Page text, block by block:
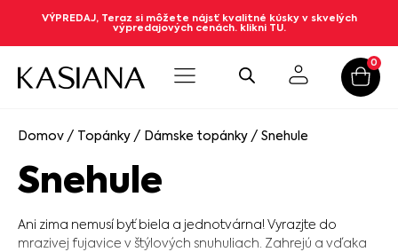
VÝPREDAJ, Teraz si môžete nájsť kvalitné kúsky v skvelých
výpredajových cenách. klikni TU.
0
Domov / Topánky / Dámske topánky / Snehule
Snehule
Ani zima nemusí byť biela a jednotvárna! Vyrazjte do
mrazivej fujavice v štýlových snuhuliach. Zahrejú a vďaka